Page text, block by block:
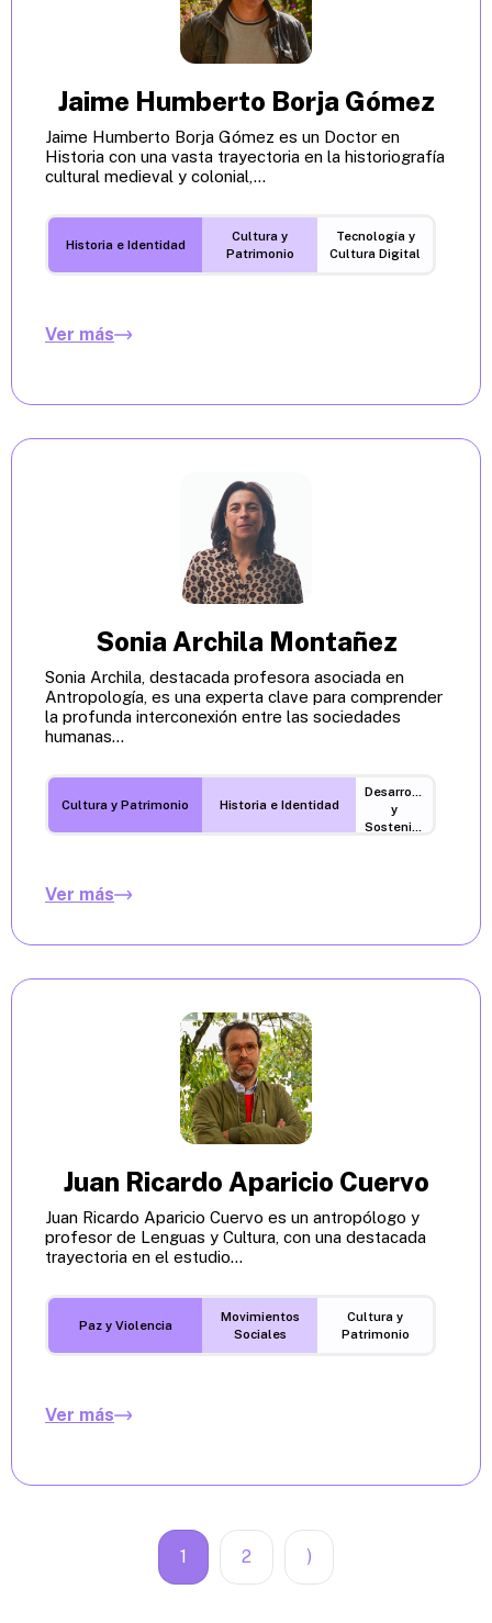
Jaime Humberto Borja Gómez
Jaime Humberto Borja Gómez es un Doctor en
Historia con una vasta trayectoria en la historiografía
cultural medieval y colonial,...
Historia e Identidad
Cultura y
Patrimonio
Tecnología y
Cultura Digital
Ver más
Sonia Archila Montañez
Sonia Archila, destacada profesora asociada en
Antropología, es una experta clave para comprender
la profunda interconexión entre las sociedades
humanas...
Cultura y Patrimonio Historia e Identidad
Desarrollo
y
Sostenibilidad
Ver más
Juan Ricardo Aparicio Cuervo
Juan Ricardo Aparicio Cuervo es un antropólogo y
profesor de Lenguas y Cultura, con una destacada
trayectoria en el estudio...
Paz y Violencia
Movimientos
Sociales
Cultura y
Patrimonio
Ver más
1 2 )